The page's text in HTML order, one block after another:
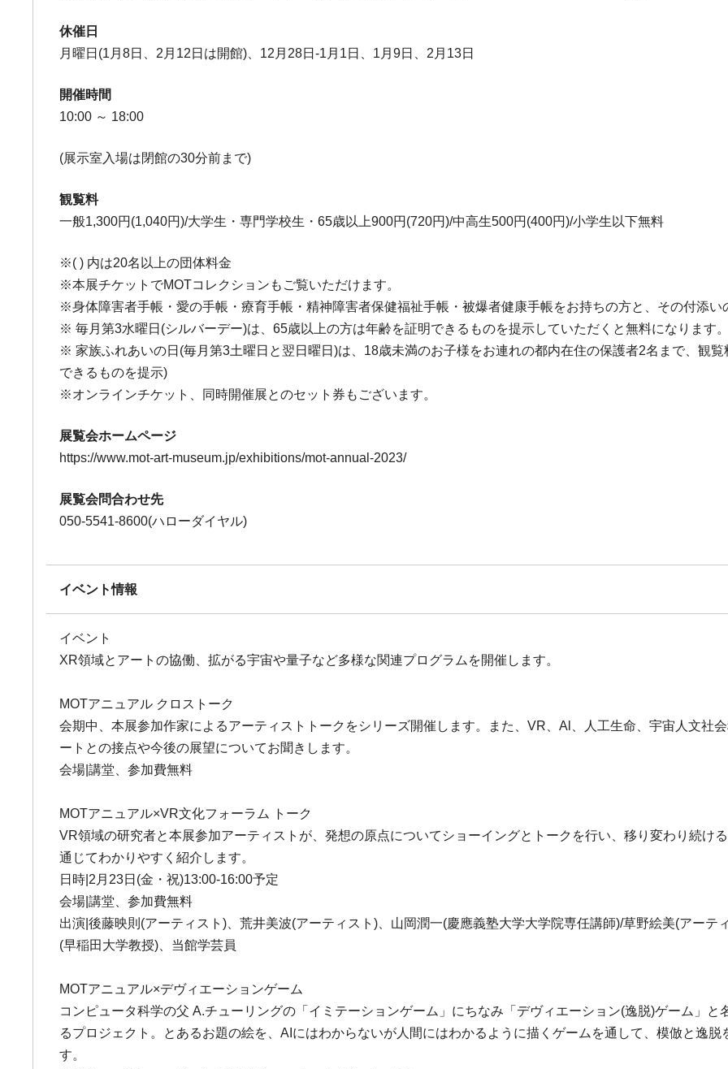
休催日
月曜日(1月8日、2月12日は開館)、12月28日-1月1日、1月9日、2月13日
開催時間
10:00 ～ 18:00
(展示室入場は閉館の30分前まで)
観覧料
一般1,300円(1,040円)/大学生・専門学校生・65歳以上900円(720円)/中高生500円(400円)/小学生以下無料
※( ) 内は20名以上の団体料金
※本展チケットでMOTコレクションもご覧いただけます。
※身体障害者手帳・愛の手帳・療育手帳・精神障害者保健福祉手帳・被爆者健康手帳をお持ちの方と、その付添い
※ 毎月第3水曜日(シルバーデー)は、65歳以上の方は年齢を証明できるものを提示していただくと無料になります。
※ 家族ふれあいの日(毎月第3土曜日と翌日曜日)は、18歳未満のお子様をお連れの都内在住の保護者2名まで、観
できるものを提示)
※オンラインチケット、同時開催展とのセット券もございます。
展覧会ホームページ
https://www.mot-art-museum.jp/exhibitions/mot-annual-2023/
展覧会問合わせ先
050-5541-8600(ハローダイヤル)
イベント情報
イベント
XR領域とアートの協働、拡がる宇宙や量子など多様な関連プログラムを開催します。
MOTアニュアル クロストーク
会期中、本展参加作家によるアーティストトークをシリーズ開催します。また、VR、Al、人工生命、宇宙人文社
ートとの接点や今後の展望についてお聞きします。
会場|講堂、参加費無料
MOTアニュアル×VR文化フォーラム トーク
VR領域の研究者と本展参加アーティストが、発想の原点についてショーイングとトークを行い、移り変わり続け
通じてわかりやすく紹介します。
日時|2月23日(金・祝)13:00-16:00予定
会場|講堂、参加費無料
出演|後藤映則(アーティスト)、荒井美波(アーティスト)、山岡潤一(慶應義塾大学大学院専任講師)/草野絵美(アーテ
(早稲田大学教授)、当館学芸員
MOTアニュアル×デヴィエーションゲーム
コンピュータ科学の父 A.チューリングの「イミテーションゲーム」にちなみ「デヴィエーション(逸脱)ゲーム」
るプロジェクト。とあるお題の絵を、AIにはわからないが人間にはわかるように描くゲームを通して、模倣と逸
す。